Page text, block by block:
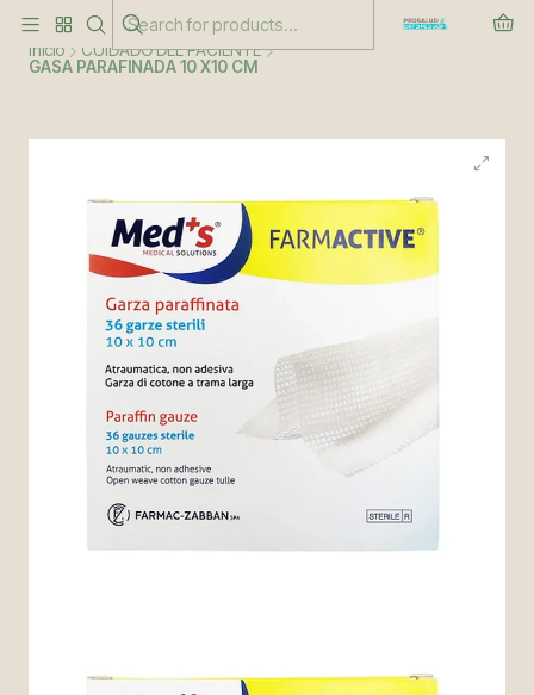
Inicio
CUIDADO DEL PACIENTE
GASA PARAFINADA 10 X10 CM